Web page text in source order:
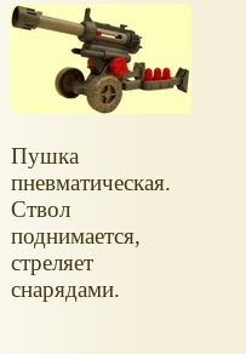
Пушка
пневматическая.
Ствол
поднимается,
стреляет
снарядами.